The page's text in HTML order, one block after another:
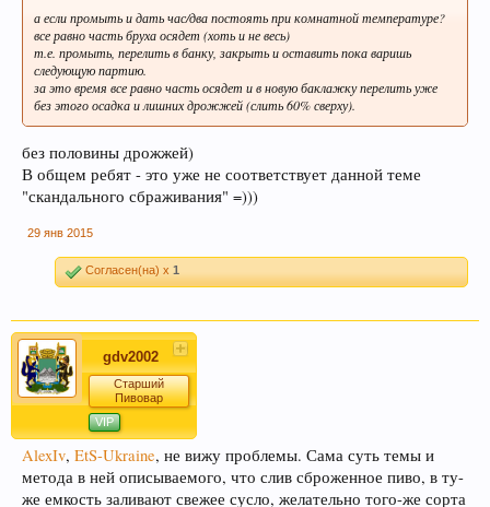
а если промыть и дать час/два постоять при комнатной температуре?
все равно часть бруха осядет (хоть и не весь)
т.е. промыть, перелить в банку, закрыть и оставить пока варишь
следующую партию.
за это время все равно часть осядет и в новую баклажку перелить уже
без этого осадка и лишних дрожжей (слить 60% сверху).
без половины дрожжей)
В общем ребят - это уже не соответствует данной теме
"скандального сбраживания" =)))
29 янв 2015
Согласен(на) x 1
gdv2002
Старший
Пивовар
VIP
AlexIv, EtS-Ukraine, не вижу проблемы. Сама суть темы и
метода в ней описываемого, что слив сброженное пиво, в ту-
же емкость заливают свежее сусло, желательно того-же сорта